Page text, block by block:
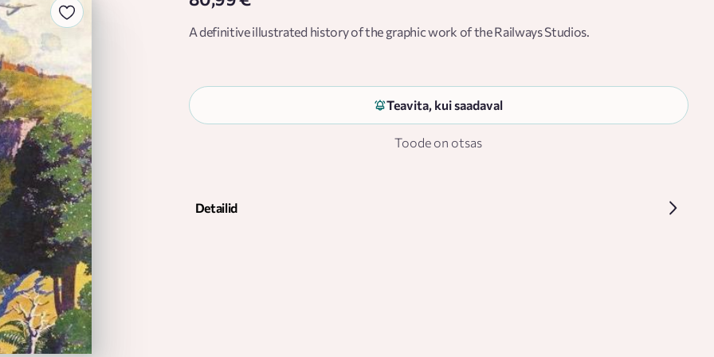
A definitive illustrated history of the graphic work of the Railways Studios.
Teavita, kui saadaval
Toode on otsas
Detailid